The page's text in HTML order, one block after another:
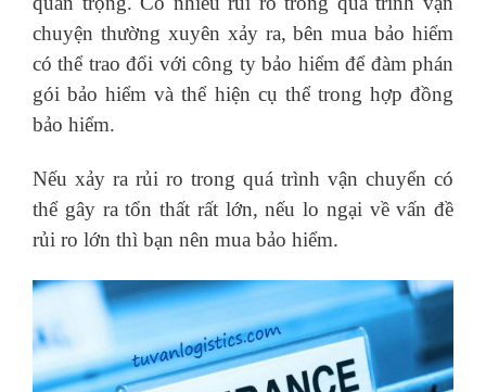
chuyện thường xuyên xảy ra, bên mua bảo hiểm
có thể trao đổi với công ty bảo hiểm để đàm phán
gói bảo hiểm và thể hiện cụ thể trong hợp đồng
bảo hiểm.
Nếu xảy ra rủi ro trong quá trình vận chuyển có
thể gây ra tổn thất rất lớn, nếu lo ngại về vấn đề
rủi ro lớn thì bạn nên mua bảo hiểm.